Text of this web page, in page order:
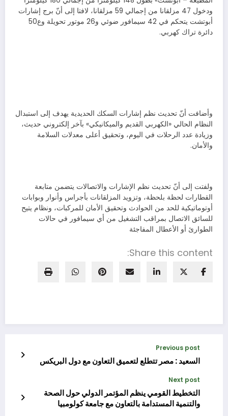
ودخول 47 مزلقانا من إجمالي 59 مزلقانا، لافتا إلى أنّ برج إشارات
أبوتشت يتحكم في 42 سيمافور ضوئي و26 موتور تحويلة وع50
دائرة تراك كهربي.
وأضافت أنّ تحديث نظم إشارات السكك الحديدية يهدف إلى استبدال
النظام الحالي «الكهربي القديم والميكانيكي» بآخر إلكتروني حديث،
وزيادة عدد الرحلات في اليوم، وتحقيق أعلى معدلات السلامة
والأمان.
ولفتت إلى أنّ تحديث نظم الإشارات والاتصالات يتضمن متابعة
القطارات لحظة بلحظة، وتزويد المزلقانات بأجراس وأنوار وبوابات
أوتوماتيكية للحد من الحوادث وتحقيق الأمان للمركبات، ونظام يتيح
للسائق الاتصال بمراقب التشغيل من أي سيمافور في حالات
الطوارئ أو الأعطال المفاجئة
Share this content:
Previous post
السعيد : مصر تتطلع لتعميق التعاون مع دول البريكس
Next post
التخطيط القومي ينظم المؤتمر الدولي حول اﻟﺼﺤﺔ
واﻟﺘﻨﻤﯿﺔ المستدامة بالتعاون مع جامعة كولومبيا